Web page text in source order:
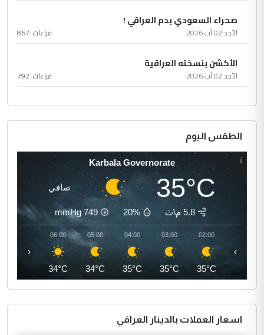
صحراء السعودي بدم العراقي !
الأحد 02 آب 2026 قراءات :867
الأكشن بنسخته العراقية
الأحد 02 آب 2026 قراءات :792
الطقس اليوم
Karbala Governorate
35°C صافي
5.8 م\ث 20%
749
mmHg
02:00
35°C
03:00
35°C
04:00
35°C
05:00
34°C
06:00
34°C
‹ ›
اسعار العملات بالدينار العراقي